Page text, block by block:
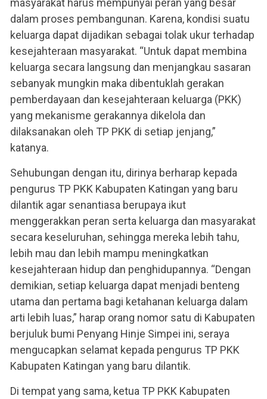
masyarakat harus mempunyai peran yang besar
dalam proses pembangunan. Karena, kondisi suatu
keluarga dapat dijadikan sebagai tolak ukur terhadap
kesejahteraan masyarakat. “Untuk dapat membina
keluarga secara langsung dan menjangkau sasaran
sebanyak mungkin maka dibentuklah gerakan
pemberdayaan dan kesejahteraan keluarga (PKK)
yang mekanisme gerakannya dikelola dan
dilaksanakan oleh TP PKK di setiap jenjang,”
katanya.
Sehubungan dengan itu, dirinya berharap kepada
pengurus TP PKK Kabupaten Katingan yang baru
dilantik agar senantiasa berupaya ikut
menggerakkan peran serta keluarga dan masyarakat
secara keseluruhan, sehingga mereka lebih tahu,
lebih mau dan lebih mampu meningkatkan
kesejahteraan hidup dan penghidupannya. “Dengan
demikian, setiap keluarga dapat menjadi benteng
utama dan pertama bagi ketahanan keluarga dalam
arti lebih luas,” harap orang nomor satu di Kabupaten
berjuluk bumi Penyang Hinje Simpei ini, seraya
mengucapkan selamat kepada pengurus TP PKK
Kabupaten Katingan yang baru dilantik.
Di tempat yang sama, ketua TP PKK Kabupaten